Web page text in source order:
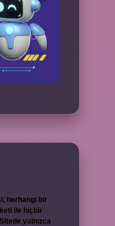
herhangi bir
ile hiçbir
yalnızca